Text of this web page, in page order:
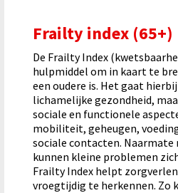
Frailty index (65+)
De Frailty Index
hulpmiddel om in kaart te
een oudere is. Het gaat
lichamelijke gezondheid,
sociale en functionele
mobiliteit, geheugen,
sociale contacten. Naarmate
kunnen kleine problemen
Frailty Index helpt
vroegtijdig te herkennen. Zo